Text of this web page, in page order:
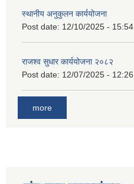
स्थानीय अनुकुलन कार्ययोजना
Post date: 12/10/2025 - 15:54
राजश्व सुधार कार्ययोजना २०८२
Post date: 12/07/2025 - 12:26
more